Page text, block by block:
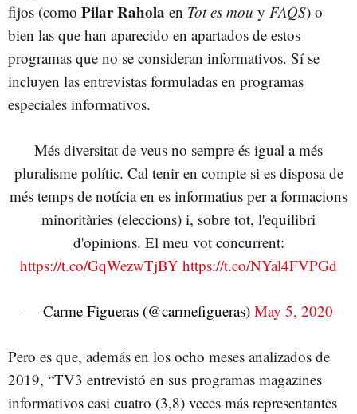
fijos (como Pilar Rahola en Tot es mou y FAQS) o
bien las que han aparecido en apartados de estos
programas que no se consideran informativos. Sí se
incluyen las entrevistas formuladas en programas
especiales informativos.
Més diversitat de veus no sempre és igual a més
pluralisme polític. Cal tenir en compte si es disposa de
més temps de notícia en es informatius per a formacions
minoritàries (eleccions) i, sobre tot, l'equilibri
d'opinions. El meu vot concurrent:
https://t.co/GqWezwTjBY https://t.co/NYal4FVPGd
— Carme Figueras (@carmefigueras) May 5, 2020
Pero es que, además en los ocho meses analizados de
2019, “TV3 entrevistó en sus programas magazines
informativos casi cuatro (3,8) veces más representantes